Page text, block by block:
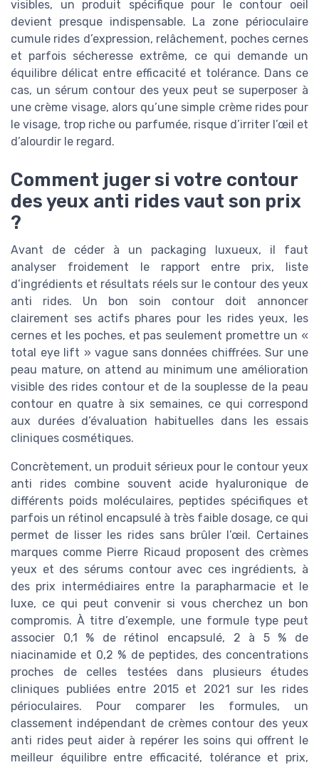
visibles, un produit spécifique pour le contour oeil
devient presque indispensable. La zone périoculaire
cumule rides d’expression, relâchement, poches cernes
et parfois sécheresse extrême, ce qui demande un
équilibre délicat entre efficacité et tolérance. Dans ce
cas, un sérum contour des yeux peut se superposer à
une crème visage, alors qu’une simple crème rides pour
le visage, trop riche ou parfumée, risque d’irriter l’œil et
d’alourdir le regard.
Comment juger si votre contour
des yeux anti rides vaut son prix
?
Avant de céder à un packaging luxueux, il faut
analyser froidement le rapport entre prix, liste
d’ingrédients et résultats réels sur le contour des yeux
anti rides. Un bon soin contour doit annoncer
clairement ses actifs phares pour les rides yeux, les
cernes et les poches, et pas seulement promettre un «
total eye lift » vague sans données chiffrées. Sur une
peau mature, on attend au minimum une amélioration
visible des rides contour et de la souplesse de la peau
contour en quatre à six semaines, ce qui correspond
aux durées d’évaluation habituelles dans les essais
cliniques cosmétiques.
Concrètement, un produit sérieux pour le contour yeux
anti rides combine souvent acide hyaluronique de
différents poids moléculaires, peptides spécifiques et
parfois un rétinol encapsulé à très faible dosage, ce qui
permet de lisser les rides sans brûler l’œil. Certaines
marques comme Pierre Ricaud proposent des crèmes
yeux et des sérums contour avec ces ingrédients, à
des prix intermédiaires entre la parapharmacie et le
luxe, ce qui peut convenir si vous cherchez un bon
compromis. À titre d’exemple, une formule type peut
associer 0,1 % de rétinol encapsulé, 2 à 5 % de
niacinamide et 0,2 % de peptides, des concentrations
proches de celles testées dans plusieurs études
cliniques publiées entre 2015 et 2021 sur les rides
périoculaires. Pour comparer les formules, un
classement indépendant de crèmes contour des yeux
anti rides peut aider à repérer les soins qui offrent le
meilleur équilibre entre efficacité, tolérance et prix,